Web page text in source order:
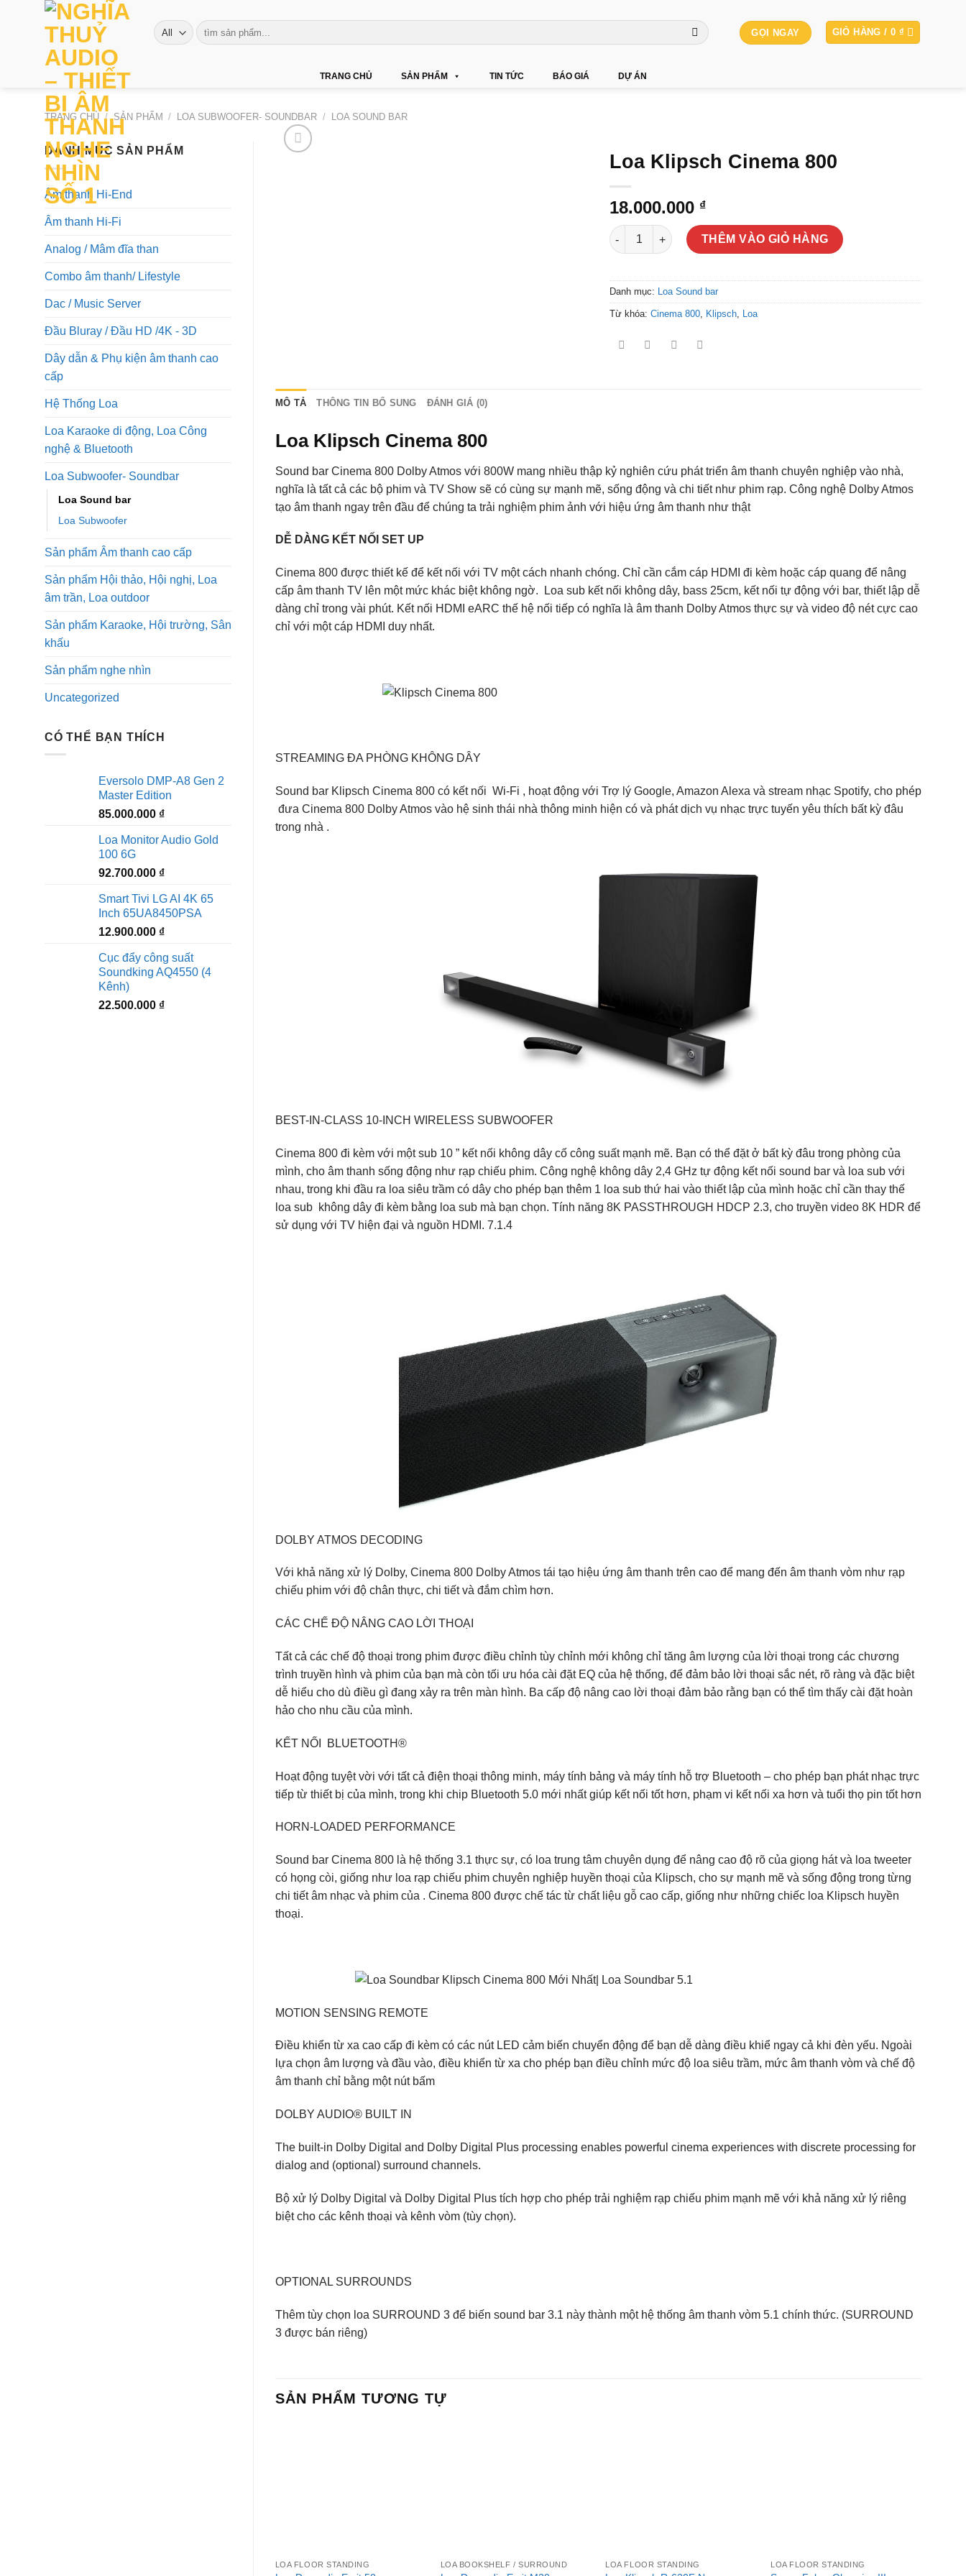
Tìm
kiếm:
GỌI NGAY GIỎ HÀNG / 0 ₫
TRANG CHỦ SẢN PHẨM TIN TỨC BÁO GIÁ DỰ ÁN
TRANG CHỦ / SẢN PHẨM / LOA SUBWOOFER- SOUNDBAR / LOA SOUND BAR
DANH MỤC SẢN PHẨM
Âm thanh Hi-End
Âm thanh Hi-Fi
Analog / Mâm đĩa than
Combo âm thanh/ Lifestyle
Dac / Music Server
Đầu Bluray / Đầu HD /4K - 3D
Dây dẫn & Phụ kiện âm thanh cao
cấp
Hệ Thống Loa
Loa Karaoke di động, Loa Công
nghệ & Bluetooth
Loa Subwoofer- Soundbar
Loa Sound bar
Loa Subwoofer
Sản phẩm Âm thanh cao cấp
Sản phẩm Hội thảo, Hội nghị, Loa
âm trần, Loa outdoor
Sản phẩm Karaoke, Hội trường, Sân
khấu
Sản phẩm nghe nhìn
Uncategorized
CÓ THỂ BẠN THÍCH
Eversolo DMP-A8 Gen 2
Master Edition
85.000.000 ₫
Loa Monitor Audio Gold
100 6G
92.700.000 ₫
Smart Tivi LG AI 4K 65
Inch 65UA8450PSA
12.900.000 ₫
Cục đẩy công suất
Soundking AQ4550 (4
Kênh)
22.500.000 ₫
Loa Klipsch Cinema 800
18.000.000 ₫
Loa Klipsch Cinema 800 số lượng
THÊM VÀO GIỎ HÀNG
Danh mục: Loa Sound bar
Từ khóa: Cinema 800, Klipsch, Loa
MÔ TẢ THÔNG TIN BỔ SUNG ĐÁNH GIÁ (0)
Loa Klipsch Cinema 800
Sound bar Cinema 800 Dolby Atmos với 800W mang nhiều thập kỷ nghiên cứu phát triển âm thanh chuyên nghiệp vào nhà,
nghĩa là tất cả các bộ phim và TV Show sẽ có cùng sự mạnh mẽ, sống động và chi tiết như phim rạp. Công nghệ Dolby Atmos
tạo âm thanh ngay trên đầu để chúng ta trải nghiệm phim ảnh với hiệu ứng âm thanh như thật
DỄ DÀNG KẾT NỐI SET UP
Cinema 800 được thiết kế để kết nối với TV một cách nhanh chóng. Chỉ cần cắm cáp HDMI đi kèm hoặc cáp quang để nâng
cấp âm thanh TV lên một mức khác biệt không ngờ. Loa sub kết nối không dây, bass 25cm, kết nối tự động với bar, thiết lập dễ
dàng chỉ trong vài phút. Kết nối HDMI eARC thế hệ nối tiếp có nghĩa là âm thanh Dolby Atmos thực sự và video độ nét cực cao
chỉ với một cáp HDMI duy nhất.
STREAMING ĐA PHÒNG KHÔNG DÂY
Sound bar Klipsch Cinema 800 có kết nối Wi-Fi , hoạt động với Trợ lý Google, Amazon Alexa và stream nhạc Spotify, cho phép
đưa Cinema 800 Dolby Atmos vào hệ sinh thái nhà thông minh hiện có và phát dịch vụ nhạc trực tuyến yêu thích bất kỳ đâu
trong nhà .
BEST-IN-CLASS 10-INCH WIRELESS SUBWOOFER
Cinema 800 đi kèm với một sub 10 ” kết nối không dây cố công suất mạnh mẽ. Bạn có thể đặt ở bất kỳ đâu trong phòng của
mình, cho âm thanh sống động như rạp chiếu phim. Công nghệ không dây 2,4 GHz tự động kết nối sound bar và loa sub với
nhau, trong khi đầu ra loa siêu trầm có dây cho phép bạn thêm 1 loa sub thứ hai vào thiết lập của mình hoặc chỉ cần thay thế
loa sub không dây đi kèm bằng loa sub mà bạn chọn. Tính năng 8K PASSTHROUGH HDCP 2.3, cho truyền video 8K HDR để
sử dụng với TV hiện đại và nguồn HDMI. 7.1.4
DOLBY ATMOS DECODING
Với khả năng xử lý Dolby, Cinema 800 Dolby Atmos tái tạo hiệu ứng âm thanh trên cao để mang đến âm thanh vòm như rạp
chiếu phim với độ chân thực, chi tiết và đắm chìm hơn.
CÁC CHẾ ĐỘ NÂNG CAO LỜI THOẠI
Tất cả các chế độ thoại trong phim được điều chỉnh tùy chỉnh mới không chỉ tăng âm lượng của lời thoại trong các chương
trình truyền hình và phim của bạn mà còn tối ưu hóa cài đặt EQ của hệ thống, để đảm bảo lời thoại sắc nét, rõ ràng và đặc biệt
dễ hiểu cho dù điều gì đang xảy ra trên màn hình. Ba cấp độ nâng cao lời thoại đảm bảo rằng bạn có thể tìm thấy cài đặt hoàn
hảo cho nhu cầu của mình.
KẾT NỐI BLUETOOTH®
Hoạt động tuyệt vời với tất cả điện thoại thông minh, máy tính bảng và máy tính hỗ trợ Bluetooth – cho phép bạn phát nhạc trực
tiếp từ thiết bị của mình, trong khi chip Bluetooth 5.0 mới nhất giúp kết nối tốt hơn, phạm vi kết nối xa hơn và tuổi thọ pin tốt hơn
HORN-LOADED PERFORMANCE
Sound bar Cinema 800 là hệ thống 3.1 thực sự, có loa trung tâm chuyên dụng để nâng cao độ rõ của giọng hát và loa tweeter
có họng còi, giống như loa rạp chiếu phim chuyên nghiệp huyền thoại của Klipsch, cho sự mạnh mẽ và sống động trong từng
chi tiết âm nhạc và phim của . Cinema 800 được chế tác từ chất liệu gỗ cao cấp, giống như những chiếc loa Klipsch huyền
thoại.
MOTION SENSING REMOTE
Điều khiển từ xa cao cấp đi kèm có các nút LED cảm biến chuyển động để bạn dễ dàng điều khiể ngay cả khi đèn yếu. Ngoài
lựa chọn âm lượng và đầu vào, điều khiển từ xa cho phép bạn điều chỉnh mức độ loa siêu trầm, mức âm thanh vòm và chế độ
âm thanh chỉ bằng một nút bấm
DOLBY AUDIO® BUILT IN
The built-in Dolby Digital and Dolby Digital Plus processing enables powerful cinema experiences with discrete processing for
dialog and (optional) surround channels.
Bộ xử lý Dolby Digital và Dolby Digital Plus tích hợp cho phép trải nghiệm rạp chiếu phim mạnh mẽ với khả năng xử lý riêng
biệt cho các kênh thoại và kênh vòm (tùy chọn).
OPTIONAL SURROUNDS
Thêm tùy chọn loa SURROUND 3 để biến sound bar 3.1 này thành một hệ thống âm thanh vòm 5.1 chính thức. (SURROUND
3 được bán riêng)
SẢN PHẨM TƯƠNG TỰ
LOA FLOOR STANDING LOA BOOKSHELF / SURROUND LOA FLOOR STANDING LOA FLOOR STANDING